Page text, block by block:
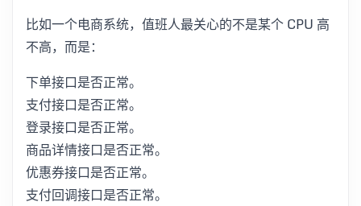
比如一个电商系统，值班人最关心的不是某个 CPU 高
不高，而是：
下单接口是否正常。
支付接口是否正常。
登录接口是否正常。
商品详情接口是否正常。
优惠券接口是否正常。
支付回调接口是否正常。